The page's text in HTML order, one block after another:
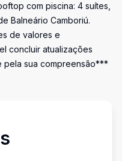
com piscina: 4 suítes,
Balneário Camboriú.
de valores e
concluir atualizações
pela sua compreensão***